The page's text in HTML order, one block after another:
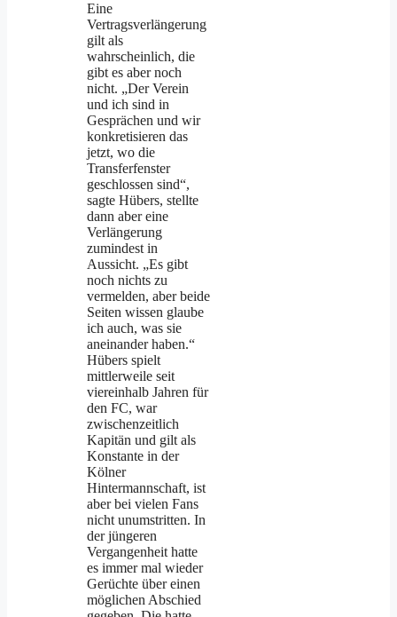
Eine
Vertragsverlängerung
gilt als
wahrscheinlich, die
gibt es aber noch
nicht. „Der Verein
und ich sind in
Gesprächen und wir
konkretisieren das
jetzt, wo die
Transferfenster
geschlossen sind“,
sagte Hübers, stellte
dann aber eine
Verlängerung
zumindest in
Aussicht. „Es gibt
noch nichts zu
vermelden, aber beide
Seiten wissen glaube
ich auch, was sie
aneinander haben.“
Hübers spielt
mittlerweile seit
viereinhalb Jahren für
den FC, war
zwischenzeitlich
Kapitän und gilt als
Konstante in der
Kölner
Hintermannschaft, ist
aber bei vielen Fans
nicht unumstritten. In
der jüngeren
Vergangenheit hatte
es immer mal wieder
Gerüchte über einen
möglichen Abschied